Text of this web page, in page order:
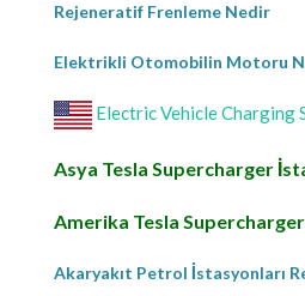
Rejeneratif Frenleme Nedir
Elektrikli Otomobilin Motoru
Electric Vehicle Charging
Asya Tesla Supercharger
Amerika Tesla
Akaryakıt Petrol İstasyonları